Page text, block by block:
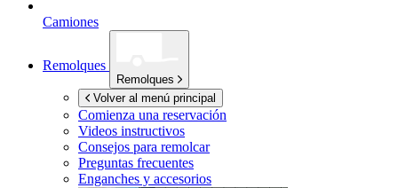
Camiones
Remolques
Remolques
Volver al menú principal
Comienza una reservación
Videos instructivos
Consejos para remolcar
Preguntas frecuentes
Enganches y accesorios